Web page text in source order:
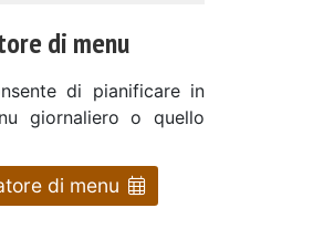
di menu
di pianificare in
giornaliero o quello
di menu